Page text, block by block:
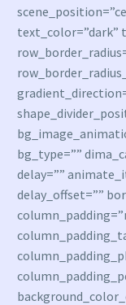
text_color=”dark”
bg_type=””
delay=””
delay_offset=””